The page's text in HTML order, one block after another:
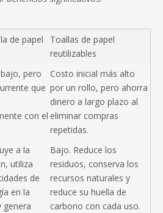
de papel
Toallas de papel
reutilizables
pero
que
con el
Costo inicial más alto
por un rollo, pero ahorra
dinero a largo plazo al
eliminar compras
repetidas.
a la
utiliza
de
en la
genera
Bajo. Reduce los
residuos, conserva los
recursos naturales y
reduce su huella de
carbono con cada uso.